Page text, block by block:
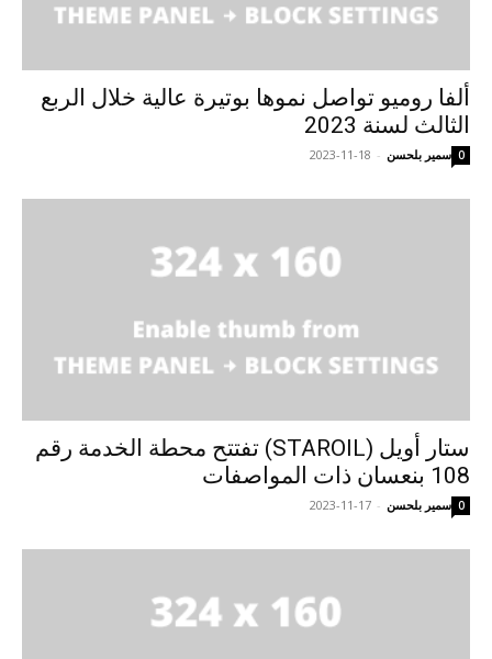
ألفا روميو تواصل نموها بوتيرة عالية خلال الربع
الثالث لسنة 2023
سمير بلحسن -
2023-11-18 0
ستار أويل (STAROIL) تفتتح محطة الخدمة رقم
108 بنعسان ذات المواصفات
سمير بلحسن -
2023-11-17 0